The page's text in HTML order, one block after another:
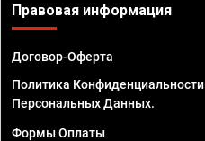
Правовая информация
Договор-Оферта
Политика
Персональных Данных.
Формы Оплаты